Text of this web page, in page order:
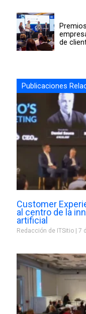
de
Publicaciones
Customer
al centro de la
artificial
Redacción de ITSitio 7